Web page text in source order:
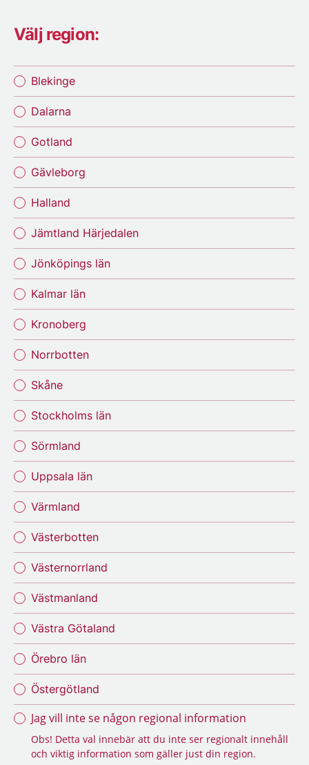
Välj region:
Blekinge
Dalarna
Gotland
Gävleborg
Halland
Jämtland Härjedalen
Jönköpings län
Kalmar län
Kronoberg
Norrbotten
Skåne
Stockholms län
Sörmland
Uppsala län
Värmland
Västerbotten
Västernorrland
Västmanland
Västra Götaland
Örebro län
Östergötland
Jag vill inte se någon regional information
Obs! Detta val innebär att du inte ser regionalt innehåll
och viktig information som gäller just din region.